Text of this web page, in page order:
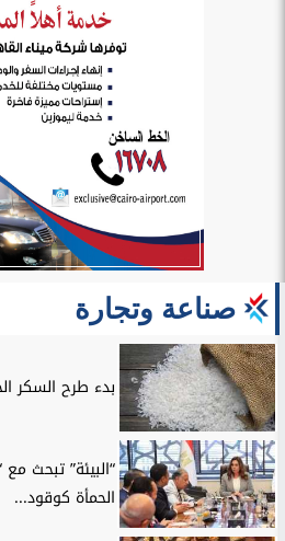
صناعة وتجارة
بدء طرح السكر الحر بسعر 25
“البيئة” تبحث
الحمأة كوقود...